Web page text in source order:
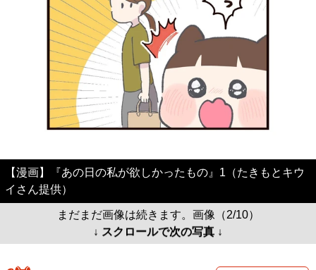
【漫画】『あの日の私が欲しかったもの』1（たきもとキウ
イさん提供）
まだまだ画像は続きます。画像（2/10）
↓ スクロールで次の写真 ↓